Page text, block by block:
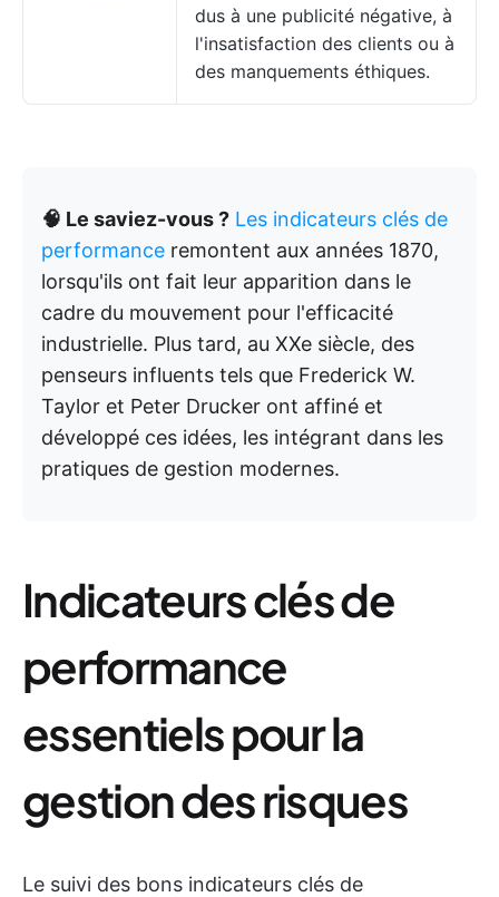
dus à une publicité négative, à
l'insatisfaction des clients ou à
des manquements éthiques.
🧠 Le saviez-vous ? Les indicateurs clés de
performance remontent aux années 1870,
lorsqu'ils ont fait leur apparition dans le
cadre du mouvement pour l'efficacité
industrielle. Plus tard, au XXe siècle, des
penseurs influents tels que Frederick W.
Taylor et Peter Drucker ont affiné et
développé ces idées, les intégrant dans les
pratiques de gestion modernes.
Indicateurs clés de
performance
essentiels pour la
gestion des risques
Le suivi des bons indicateurs clés de